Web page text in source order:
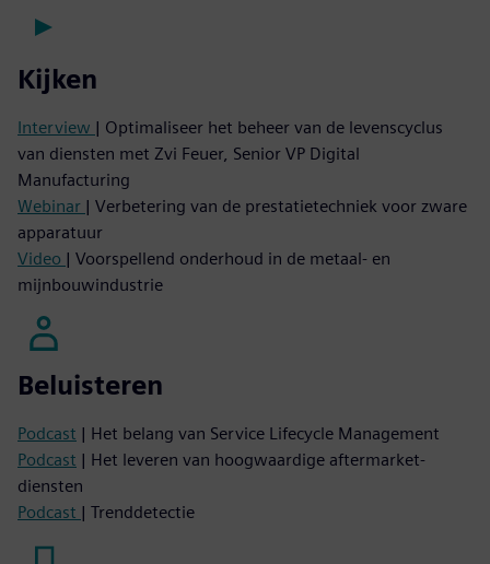
Kijken
Interview | Optimaliseer het beheer van de levenscyclus
van diensten met Zvi Feuer, Senior VP Digital
Manufacturing
Webinar | Verbetering van de prestatietechniek voor zware
apparatuur
Video | Voorspellend onderhoud in de metaal- en
mijnbouwindustrie
Beluisteren
Podcast | Het belang van Service Lifecycle Management
Podcast | Het leveren van hoogwaardige aftermarket-
diensten
Podcast | Trenddetectie